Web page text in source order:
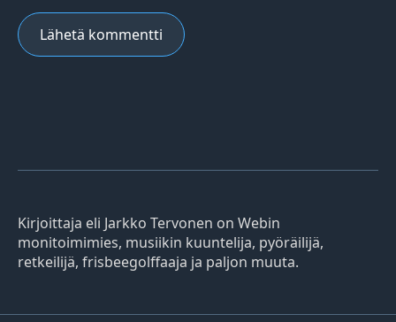
Kirjoittaja eli Jarkko Tervonen on Webin
monitoimimies, musiikin kuuntelija, pyöräilijä,
retkeilijä, frisbeegolffaaja ja paljon muuta.